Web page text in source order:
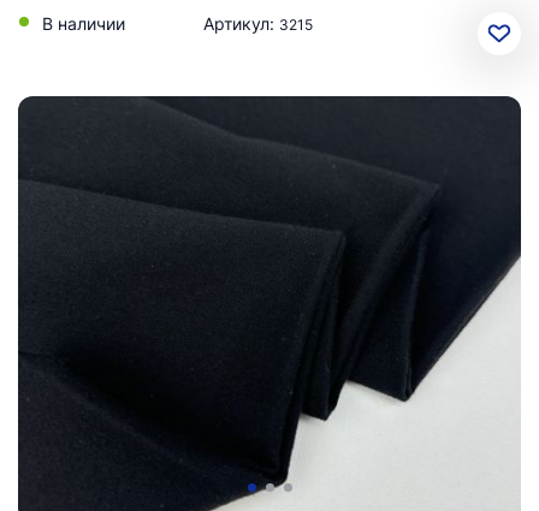
В наличии Артикул: 3215